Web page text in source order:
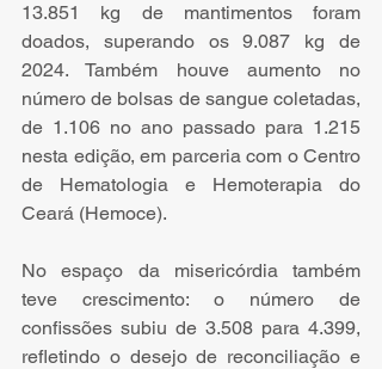
13.851 kg de mantimentos foram
doados, superando os 9.087 kg de
2024. Também houve aumento no
número de bolsas de sangue coletadas,
de 1.106 no ano passado para 1.215
nesta edição, em parceria com o Centro
de Hematologia e Hemoterapia do
Ceará (Hemoce).
No espaço da misericórdia também
teve crescimento: o número de
confissões subiu de 3.508 para 4.399,
refletindo o desejo de reconciliação e